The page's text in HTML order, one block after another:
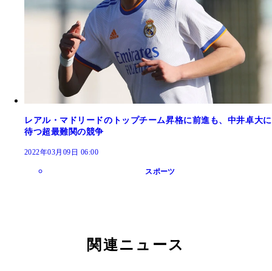
レアル・マドリードのトップチーム昇格に前進も、中井卓大に
待つ超最難関の競争
2022年03月09日 06:00
スポーツ
関連ニュース